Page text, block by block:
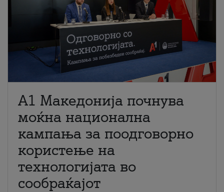
A1 Македонија почнува
моќна национална
кампања за поодговорно
користење на
технологијата во
сообраќајот